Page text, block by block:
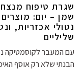
שגרת טיפוח
שמן – יום:
נטולי אכזריות,
שליליים
עם המעבר לקוסמטיקה
הבנתי שלא רק אוסף